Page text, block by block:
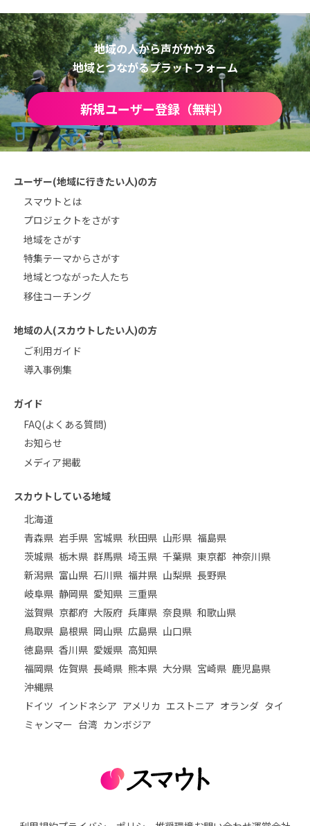
地域の人から声がかかる
地域とつながるプラットフォーム
新規ユーザー登録（無料）
ユーザー(地域に行きたい人)の方
スマウトとは
プロジェクトをさがす
地域をさがす
特集テーマからさがす
地域とつながった人たち
移住コーチング
地域の人(スカウトしたい人)の方
ご利用ガイド
導入事例集
ガイド
FAQ(よくある質問)
お知らせ
メディア掲載
スカウトしている地域
北海道
青森県 岩手県 宮城県 秋田県 山形県 福島県
茨城県 栃木県 群馬県 埼玉県 千葉県 東京都 神奈川県
新潟県 富山県 石川県 福井県 山梨県 長野県
岐阜県 静岡県 愛知県 三重県
滋賀県 京都府 大阪府 兵庫県 奈良県 和歌山県
鳥取県 島根県 岡山県 広島県 山口県
徳島県 香川県 愛媛県 高知県
福岡県 佐賀県 長崎県 熊本県 大分県 宮崎県 鹿児島県
沖縄県
ドイツ インドネシア アメリカ エストニア オランダ タイ
ミャンマー 台湾 カンボジア